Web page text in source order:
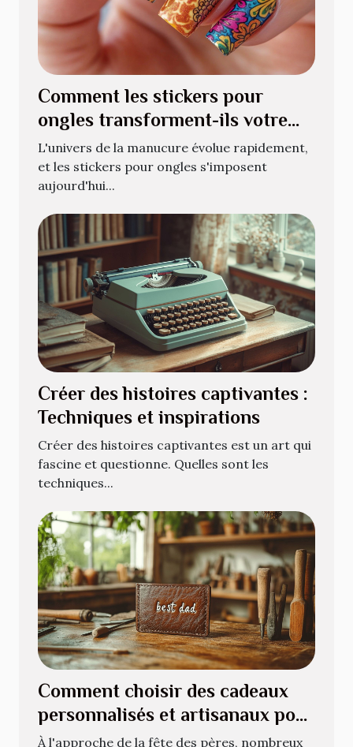
Comment les stickers pour
ongles transforment-ils votre
manucure quotidienne ?
L'univers de la manucure évolue rapidement,
et les stickers pour ongles s'imposent
aujourd'hui...
Créer des histoires captivantes :
Techniques et inspirations
Créer des histoires captivantes est un art qui
fascine et questionne. Quelles sont les
techniques...
Comment choisir des cadeaux
personnalisés et artisanaux pour
la fête des pères
À l'approche de la fête des pères, nombreux